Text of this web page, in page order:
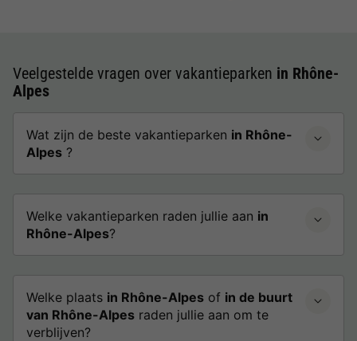
Veelgestelde vragen over vakantieparken in Rhône-
Alpes
Wat zijn de beste vakantieparken in Rhône-
Alpes ?
Welke vakantieparken raden jullie aan in
Rhône-Alpes?
Welke plaats in Rhône-Alpes of in de buurt
van Rhône-Alpes raden jullie aan om te
verblijven?